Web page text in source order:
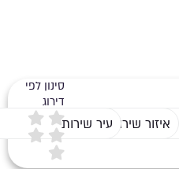
איזור שירותעיר שירות
סינון לפי
דירוג